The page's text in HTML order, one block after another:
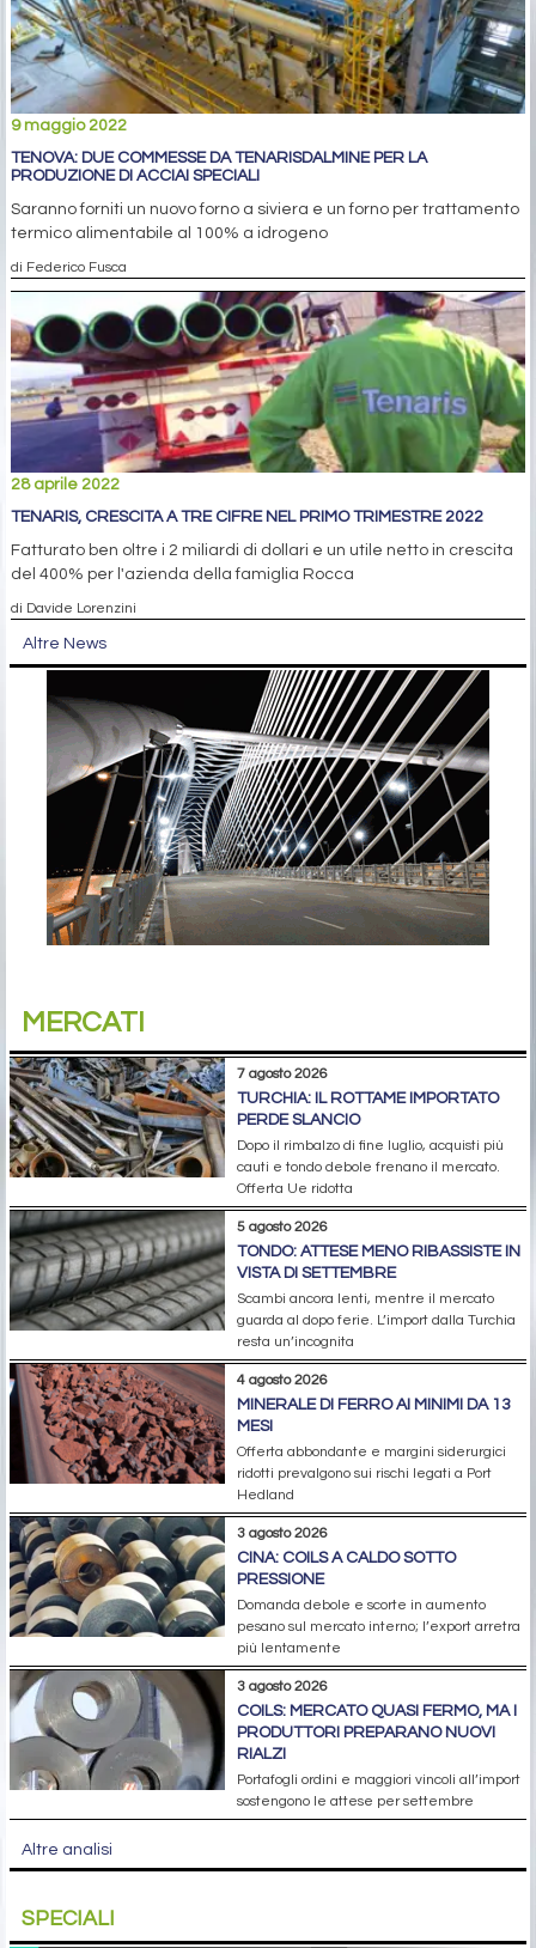
9 maggio 2022
TENOVA: DUE COMMESSE DA TENARISDALMINE PER LA
PRODUZIONE DI ACCIAI SPECIALI
Saranno forniti un nuovo forno a siviera e un forno per trattamento
termico alimentabile al 100% a idrogeno
di Federico Fusca
28 aprile 2022
TENARIS, CRESCITA A TRE CIFRE NEL PRIMO TRIMESTRE 2022
Fatturato ben oltre i 2 miliardi di dollari e un utile netto in crescita
del 400% per l'azienda della famiglia Rocca
di Davide Lorenzini
Altre News
MERCATI
7 agosto 2026
TURCHIA: IL ROTTAME IMPORTATO
PERDE SLANCIO
Dopo il rimbalzo di fine luglio, acquisti più
cauti e tondo debole frenano il mercato.
Offerta Ue ridotta
5 agosto 2026
TONDO: ATTESE MENO RIBASSISTE IN
VISTA DI SETTEMBRE
Scambi ancora lenti, mentre il mercato
guarda al dopo ferie. L’import dalla Turchia
resta un’incognita
4 agosto 2026
MINERALE DI FERRO AI MINIMI DA 13
MESI
Offerta abbondante e margini siderurgici
ridotti prevalgono sui rischi legati a Port
Hedland
3 agosto 2026
CINA: COILS A CALDO SOTTO
PRESSIONE
Domanda debole e scorte in aumento
pesano sul mercato interno; l’export arretra
più lentamente
3 agosto 2026
COILS: MERCATO QUASI FERMO, MA I
PRODUTTORI PREPARANO NUOVI
RIALZI
Portafogli ordini e maggiori vincoli all’import
sostengono le attese per settembre
Altre analisi
SPECIALI